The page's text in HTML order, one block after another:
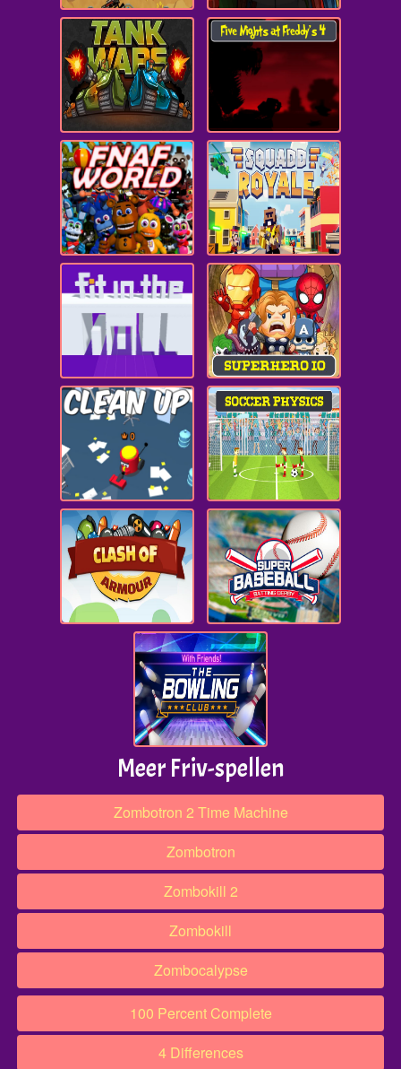
Meer Friv-spellen
Zombotron 2 Time Machine
Zombotron
Zombokill 2
Zombokill
Zombocalypse
100 Percent Complete
4 Differences